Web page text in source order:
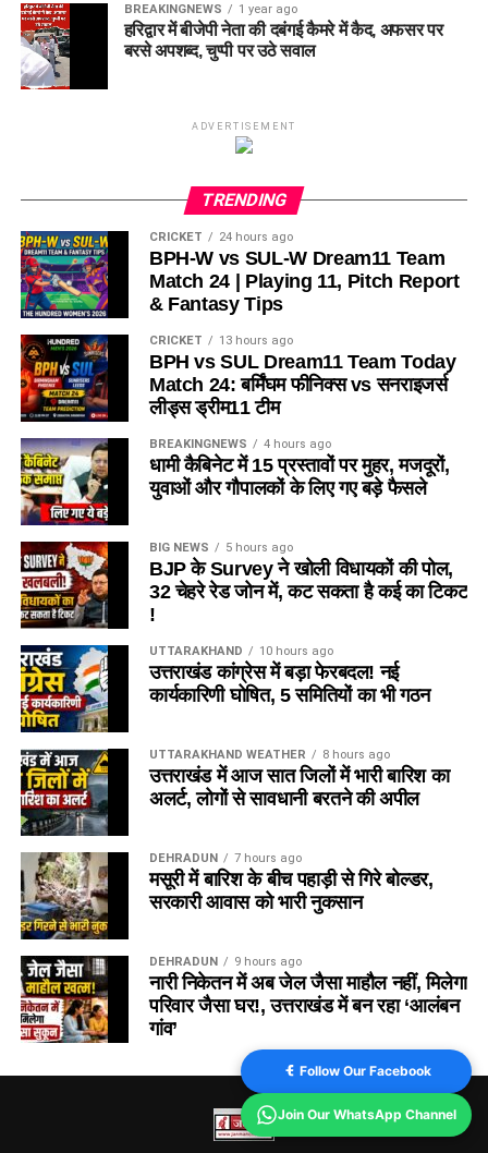
BREAKINGNEWS 1 year ago
हरिद्वार में बीजेपी नेता की दबंगई कैमरे में कैद, अफसर पर
बरसे अपशब्द, चुप्पी पर उठे सवाल
ADVERTISEMENT
TRENDING
CRICKET 24 hours ago
BPH-W vs SUL-W Dream11 Team
Match 24 | Playing 11, Pitch Report
& Fantasy Tips
CRICKET 13 hours ago
BPH vs SUL Dream11 Team Today
Match 24: बर्मिंघम फीनिक्स vs सनराइजर्स
लीड्स ड्रीम11 टीम
BREAKINGNEWS 4 hours ago
धामी कैबिनेट में 15 प्रस्तावों पर मुहर, मजदूरों,
युवाओं और गौपालकों के लिए गए बड़े फैसले
BIG NEWS 5 hours ago
BJP के Survey ने खोली विधायकों की पोल,
32 चेहरे रेड जोन में, कट सकता है कई का टिकट
!
UTTARAKHAND 10 hours ago
उत्तराखंड कांग्रेस में बड़ा फेरबदल! नई
कार्यकारिणी घोषित, 5 समितियों का भी गठन
UTTARAKHAND WEATHER 8 hours ago
उत्तराखंड में आज सात जिलों में भारी बारिश का
अलर्ट, लोगों से सावधानी बरतने की अपील
DEHRADUN 7 hours ago
मसूरी में बारिश के बीच पहाड़ी से गिरे बोल्डर,
सरकारी आवास को भारी नुकसान
DEHRADUN 9 hours ago
नारी निकेतन में अब जेल जैसा माहौल नहीं, मिलेगा
परिवार जैसा घर!, उत्तराखंड में बन रहा ‘आलंबन
गांव’
Follow Our Facebook
Join Our WhatsApp Channel